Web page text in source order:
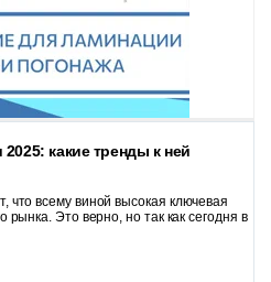
какие тренды к ней
что всему виной высокая ключевая
рынка. Это верно, но так как сегодня в